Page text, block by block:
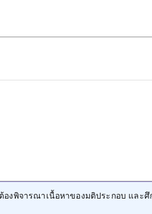
องพิจารณาเนื้อหาของมติประกอบ แล